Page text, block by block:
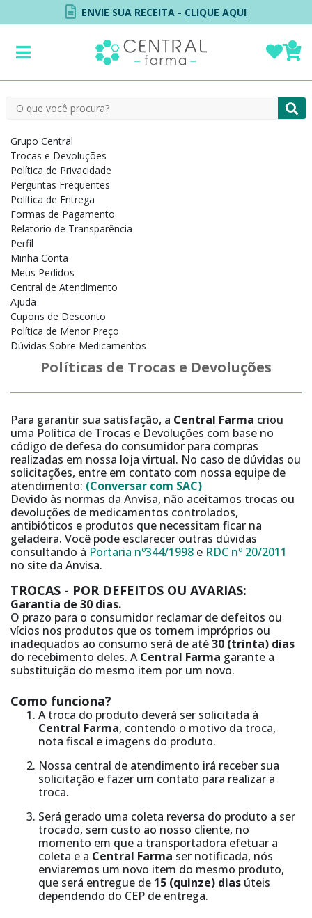
ENVIE SUA RECEITA - CLIQUE AQUI
Menu Institucional
Grupo Central
Trocas e Devoluções
Política de Privacidade
Perguntas Frequentes
Política de Entrega
Formas de Pagamento
Relatorio de Transparência
Perfil
Minha Conta
Meus Pedidos
Central de Atendimento
Ajuda
Cupons de Desconto
Política de Menor Preço
Dúvidas Sobre Medicamentos
Políticas de Trocas e Devoluções
Para garantir sua satisfação, a Central Farma criou
uma Política de Trocas e Devoluções com base no
código de defesa do consumidor para compras
realizadas em nossa loja virtual. No caso de dúvidas ou
solicitações, entre em contato com nossa equipe de
atendimento: (Conversar com SAC)
Devido às normas da Anvisa, não aceitamos trocas ou
devoluções de medicamentos controlados,
antibióticos e produtos que necessitam ficar na
geladeira. Você pode esclarecer outras dúvidas
consultando à Portaria nº344/1998 e RDC nº 20/2011
no site da Anvisa.
TROCAS - POR DEFEITOS OU AVARIAS:
Garantia de 30 dias.
O prazo para o consumidor reclamar de defeitos ou
vícios nos produtos que os tornem impróprios ou
inadequados ao consumo será de até30 (trinta) dias
do recebimento deles. ACentral Farma garante a
substituição do mesmo item por um novo.
Como funciona?
A troca do produto deverá ser solicitada à
Central Farma, contendo o motivo da troca,
nota fiscal e imagens do produto.
Nossa central de atendimento irá receber sua
solicitação e fazer um contato para realizar a
troca.
Será gerado uma coleta reversa do produto a ser
trocado, sem custo ao nosso cliente, no
momento em que a transportadora efetuar a
coleta e a Central Farma ser notificada, nós
enviaremos um novo item do mesmo produto,
que será entregue de 15 (quinze) dias úteis
dependendo do CEP de entrega.